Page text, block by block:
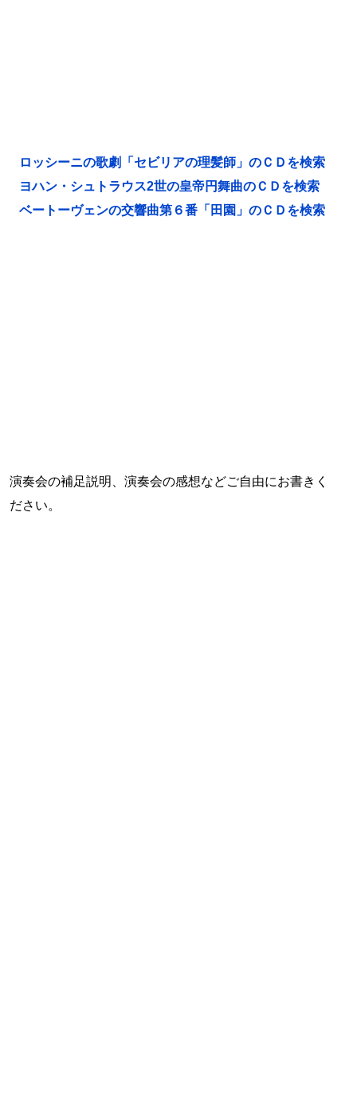
ロッシーニの歌劇「セビリアの理髪師」のＣＤを検索
ヨハン・シュトラウス2世の皇帝円舞曲のＣＤを検索
ベートーヴェンの交響曲第６番「田園」のＣＤを検索
演奏会の補足説明、演奏会の感想などご自由にお書きく
ださい。